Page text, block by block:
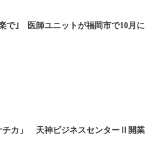
で｣ 医師ユニットが福岡市で10月に
チカ」 天神ビジネスセンターⅡ開業